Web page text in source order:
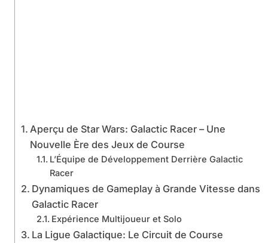
Aperçu de Star Wars: Galactic Racer – Une
Nouvelle Ère des Jeux de Course
L’Équipe de Développement Derrière Galactic
Racer
Dynamiques de Gameplay à Grande Vitesse dans
Galactic Racer
Expérience Multijoueur et Solo
La Ligue Galactique: Le Circuit de Course